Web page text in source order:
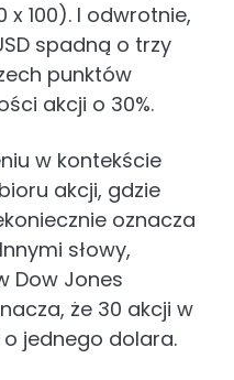
100). I odwrotnie,
spadną o trzy
punktów
akcji o 30%.
w kontekście
akcji, gdzie
oznacza
słowy,
Dow Jones
że 30 akcji w
o jednego dolara.